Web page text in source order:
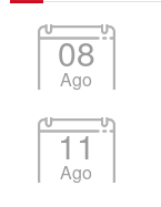
08
Ago
11
Ago